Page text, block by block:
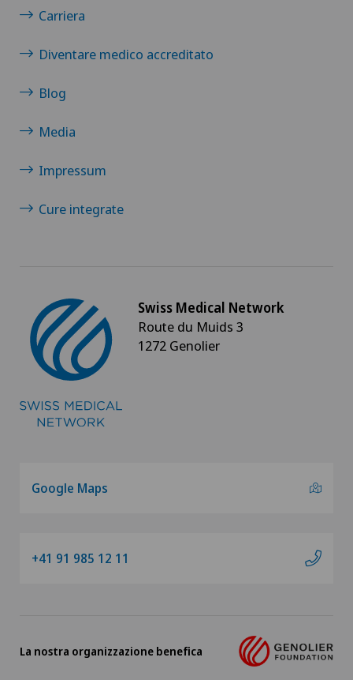
Carriera
Diventare medico accreditato
Blog
Media
Impressum
Cure integrate
Swiss Medical Network
Route du Muids 3
1272 Genolier
Google Maps
+41 91 985 12 11
La nostra organizzazione benefica